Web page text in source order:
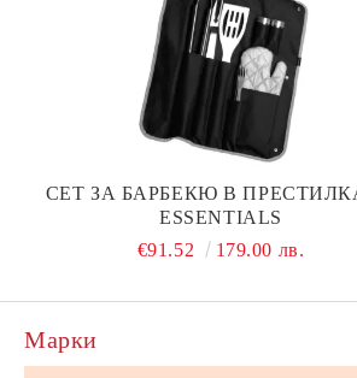
СЕТ ЗА БАРБЕКЮ В
ESSENTIALS
€91.52
179.00 лв.
Марки